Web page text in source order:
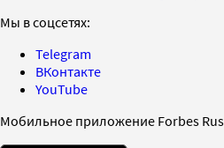
Мы в соцсетях:
Telegram
ВКонтакте
YouTube
Мобильное приложение Forbes